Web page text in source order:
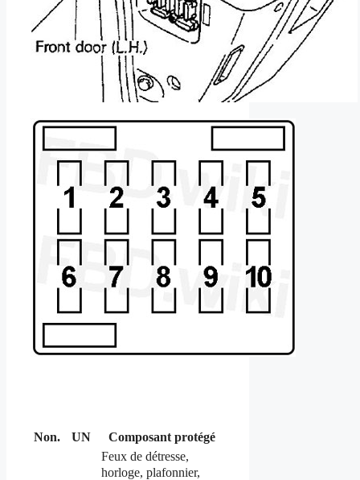
Non. UN Composant protégé
Feux de détresse,
horloge, plafonnier,